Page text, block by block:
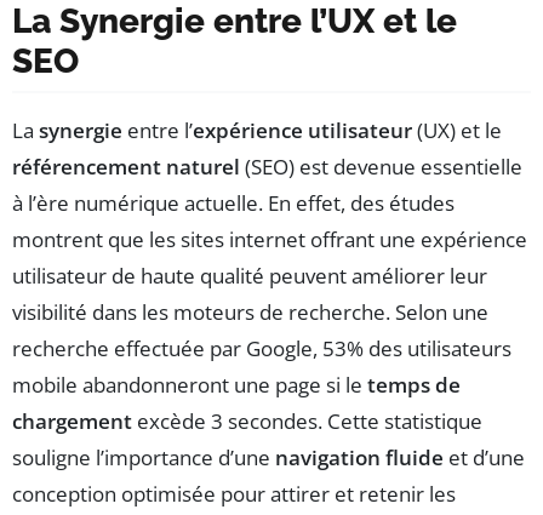
La Synergie entre l’UX et le
SEO
La synergie entre l’expérience utilisateur(UX) et le
référencement naturel (SEO) est devenue essentielle
à l’ère numérique actuelle. En effet, des études
montrent que les sites internet offrant une expérience
utilisateur de haute qualité peuvent améliorer leur
visibilité dans les moteurs de recherche. Selon une
recherche effectuée par Google, 53% des utilisateurs
mobile abandonneront une page si le temps de
chargement excède 3 secondes. Cette statistique
souligne l’importance d’une navigation fluide et d’une
conception optimisée pour attirer et retenir les